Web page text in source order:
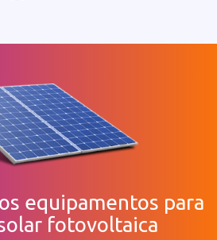
equipamentos para
fotovoltaica